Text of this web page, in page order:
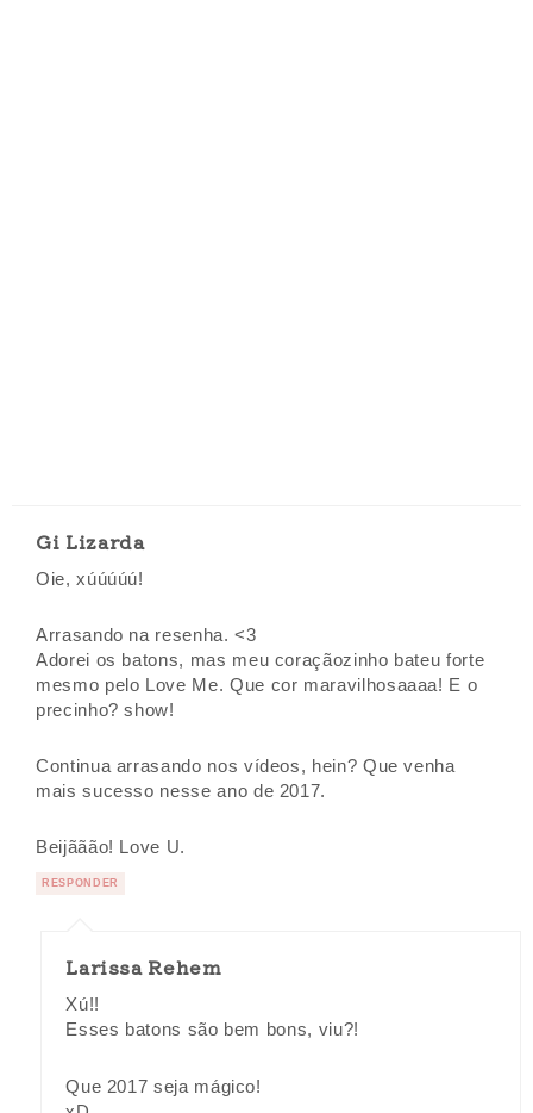
Gi Lizarda
Oie, xúúúúú!
Arrasando na resenha. <3
Adorei os batons, mas meu coraçãozinho bateu forte
mesmo pelo Love Me. Que cor maravilhosaaaa! E o
precinho? show!
Continua arrasando nos vídeos, hein? Que venha
mais sucesso nesse ano de 2017.
Beijããão! Love U.
RESPONDER
Larissa Rehem
Xú!!
Esses batons são bem bons, viu?!
Que 2017 seja mágico!